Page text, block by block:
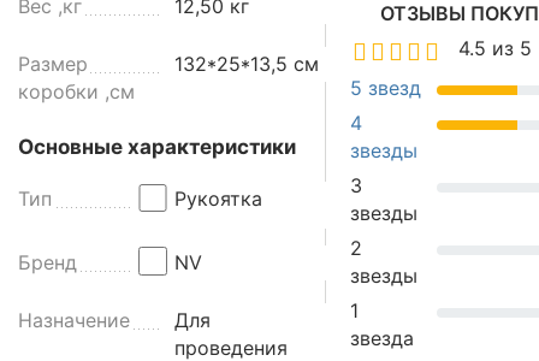
к
о
т
а
л
ю
м
Вес ,кг 12,50 кг
Размер
коробки ,см
132*25*13,5 см
Основные характеристики
Тип Рукоятка
Бренд NV
Назначение
Для
проведения
ОТЗЫВЫ
4.5 из 5
5 звезд
4
звезды
3
звезды
2
звезды
1
звезда